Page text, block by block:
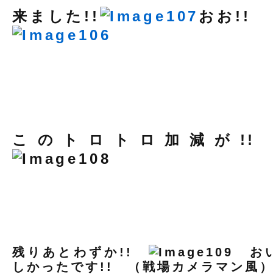
来ました!! おお!!
このトロトロ加減が
残りあとわずか!!
お
しかったです!! （戦場カメラマン風